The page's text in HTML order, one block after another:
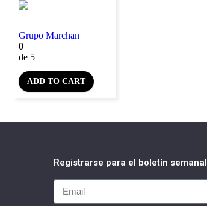
Grupo Marchan
0
de 5
ADD TO CART
Registrarse para el boletín semanal